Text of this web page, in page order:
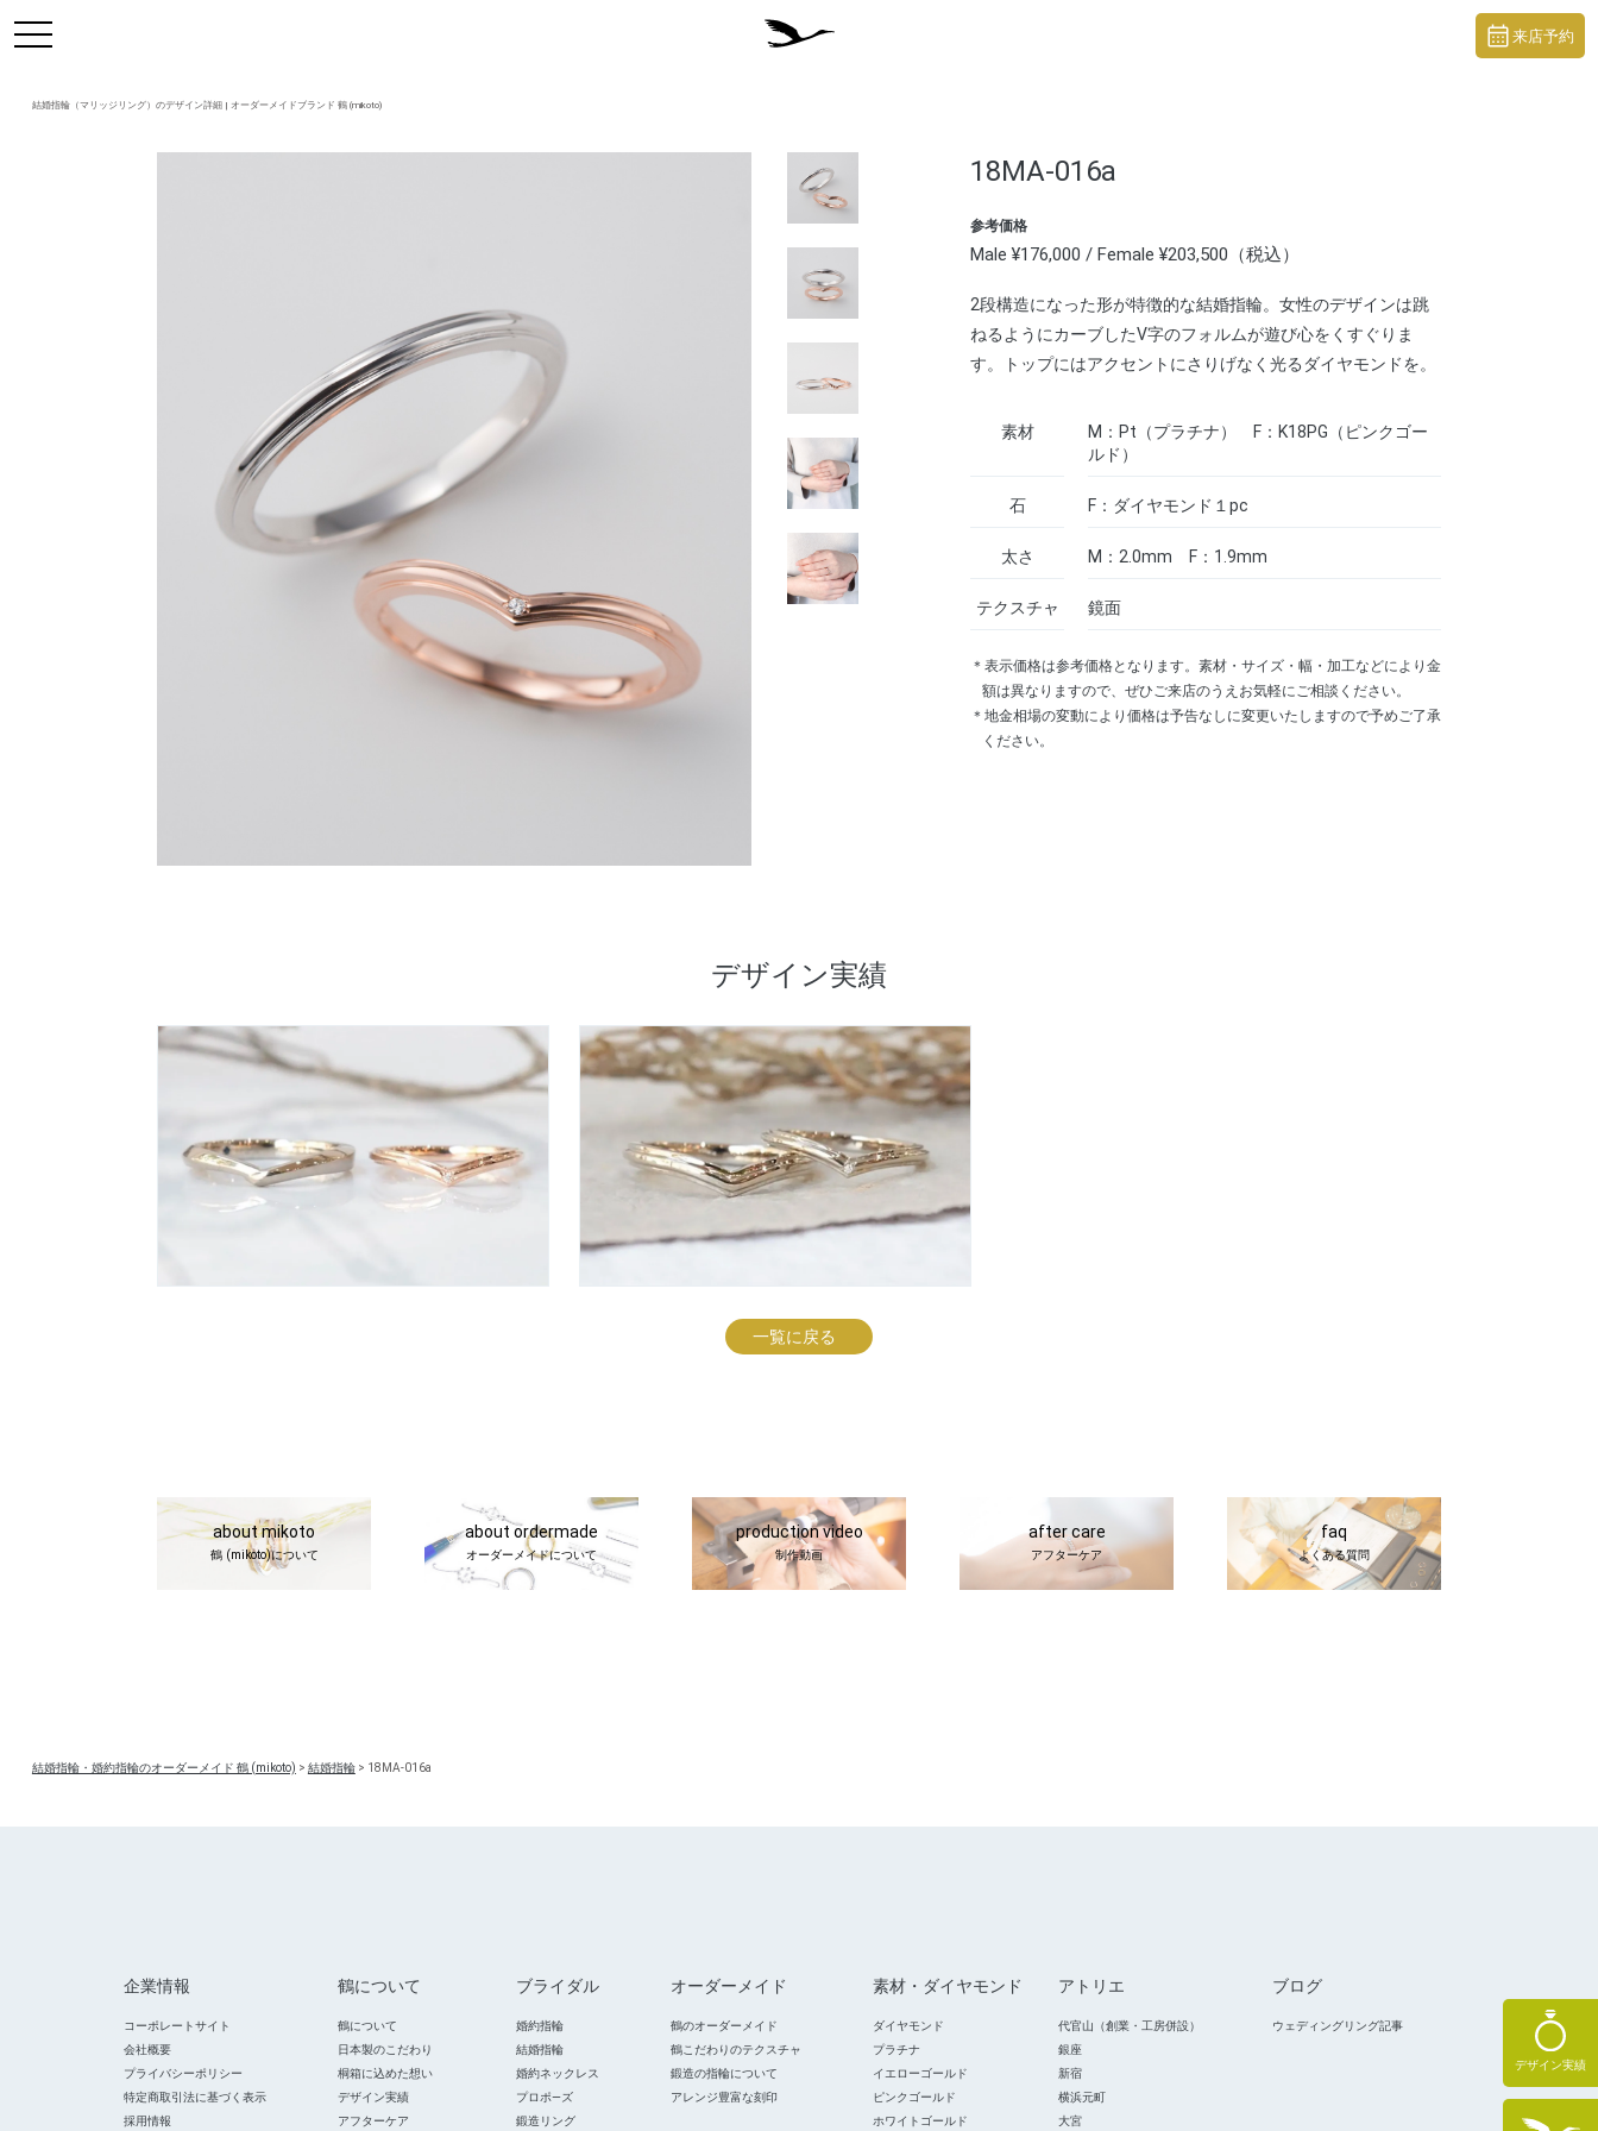
結婚指輪（マリッジリング）のデザイン詳細 | オーダーメイドブランド 鶴 (mikoto)
toggle
navigation
来店予約
デザイン実績
18MA-016a
参考価格
Male ¥176,000 / Female ¥203,500（税込）
2段構造になった形が特徴的な結婚指輪。女性のデザインは跳
ねるようにカーブしたV字のフォルムが遊び心をくすぐりま
す。トップにはアクセントにさりげなく光るダイヤモンドを。
素材
M：Pt（プラチナ） F：K18PG（ピンクゴー
ルド）
石 F：ダイヤモンド１pc
太さ M：2.0mm F：1.9mm
テクスチャ 鏡面
＊表示価格は参考価格となります。素材・サイズ・幅・加工などにより金
額は異なりますので、ぜひご来店のうえお気軽にご相談ください。
＊地金相場の変動により価格は予告なしに変更いたしますので予めご了承
ください。
デザイン実績
一覧に戻る
about mikoto
鶴 (mikoto)について
about ordermade
オーダーメイドについて
production video
制作動画
after care
アフターケア
faq
よくある質問
結婚指輪・婚約指輪のオーダーメイド 鶴 (mikoto) > 結婚指輪> 18MA-016a
企業情報
コーポレートサイト
会社概要
プライバシーポリシー
特定商取引法に基づく表示
採用情報
鶴について
鶴について
日本製のこだわり
桐箱に込めた想い
デザイン実績
アフターケア
ブライダル
婚約指輪
結婚指輪
婚約ネックレス
プロポ―ズ
鍛造リング
オーダーメイド
鶴のオーダーメイド
鶴こだわりのテクスチャ
鍛造の指輪について
アレンジ豊富な刻印
素材・ダイヤモンド
ダイヤモンド
プラチナ
イエローゴールド
ピンクゴールド
ホワイトゴールド
アトリエ
代官山（創業・工房併設）
銀座
新宿
横浜元町
大宮
ブログ
ウェディングリング記事